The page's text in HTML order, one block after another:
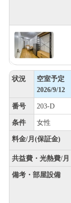
状況
空室予定
2026/9/12
番号 203-D
条件 女性
料金/月(保証金)
共益費・光熱費/月
備考・部屋設備